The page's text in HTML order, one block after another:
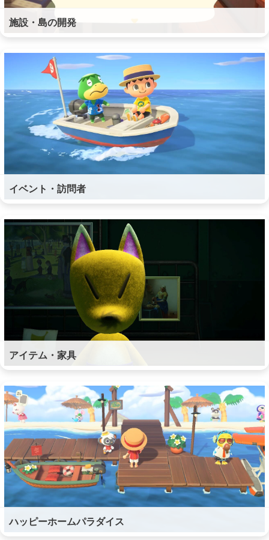
施設・島の開発
イベント・訪問者
アイテム・家具
ハッピーホームパラダイス